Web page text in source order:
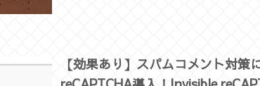
【効果あり】スパムコメント対策